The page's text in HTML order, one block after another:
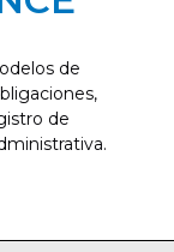
de
de